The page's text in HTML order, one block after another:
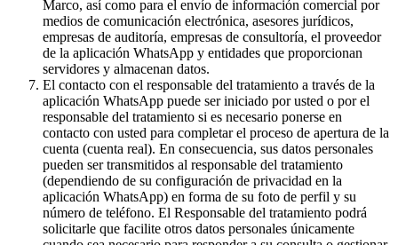
Marco, así como para el envío de información comercial por
medios de comunicación electrónica, asesores jurídicos,
empresas de auditoría, empresas de consultoría, el proveedor
de la aplicación WhatsApp y entidades que proporcionan
servidores y almacenan datos.
El contacto con el responsable del tratamiento a través de la
aplicación WhatsApp puede ser iniciado por usted o por el
responsable del tratamiento si es necesario ponerse en
contacto con usted para completar el proceso de apertura de la
cuenta (cuenta real). En consecuencia, sus datos personales
pueden ser transmitidos al responsable del tratamiento
(dependiendo de su configuración de privacidad en la
aplicación WhatsApp) en forma de su foto de perfil y su
número de teléfono. El Responsable del tratamiento podrá
solicitarle que facilite otros datos personales únicamente